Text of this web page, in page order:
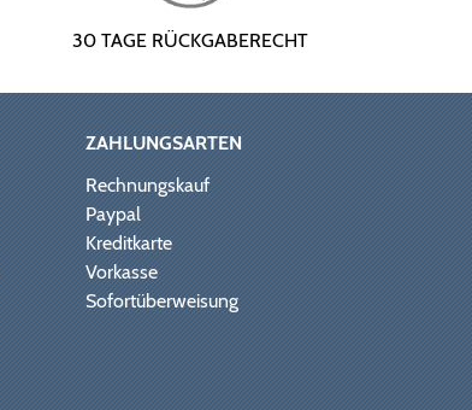
30 TAGE RÜCKGABERECHT
ZAHLUNGSARTEN
Rechnungskauf
Paypal
Kreditkarte
Vorkasse
Sofortüberweisung